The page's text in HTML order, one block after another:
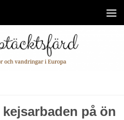
på ön